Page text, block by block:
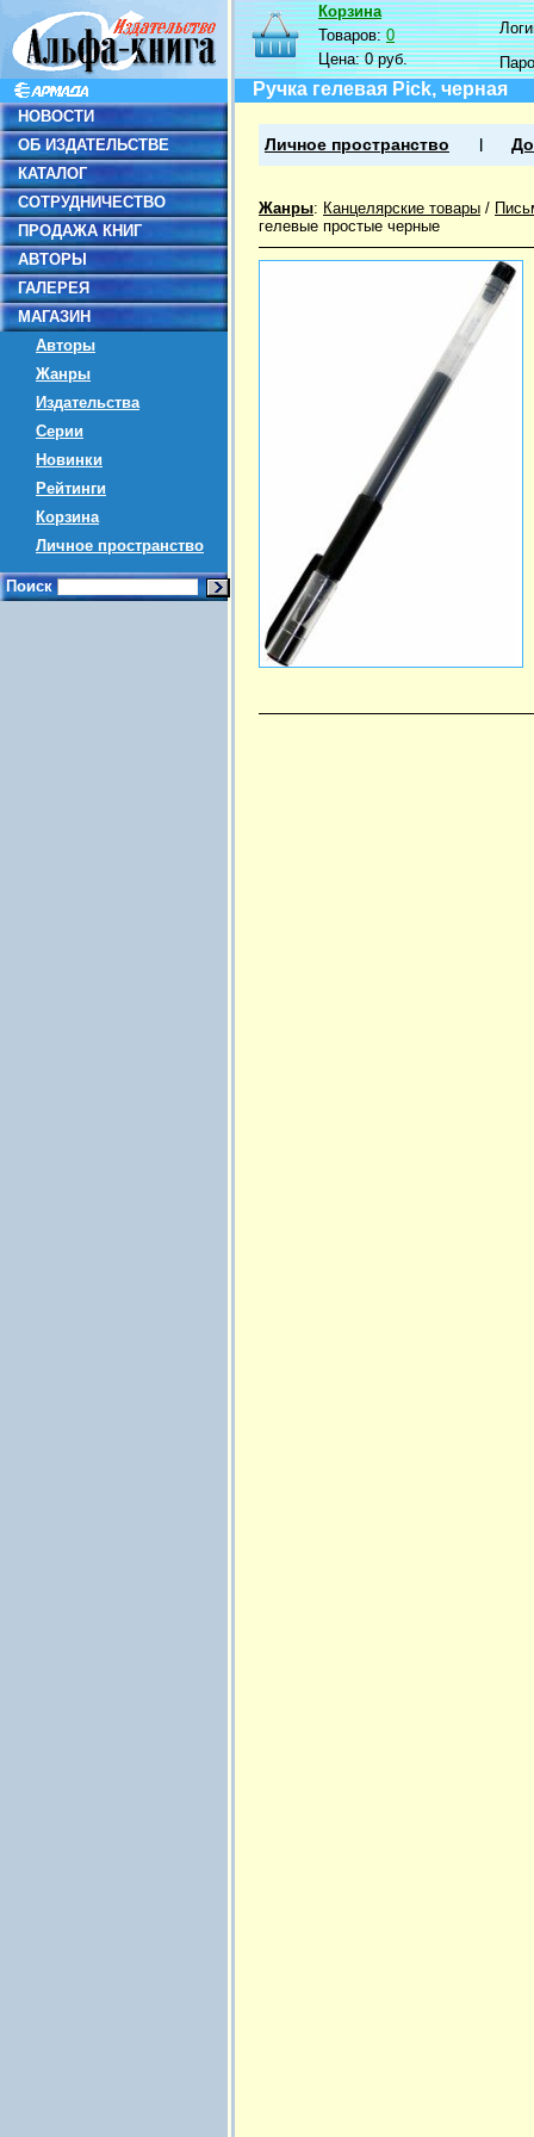
НОВОСТИ
ОБ ИЗДАТЕЛЬСТВЕ
КАТАЛОГ
СОТРУДНИЧЕСТВО
ПРОДАЖА КНИГ
АВТОРЫ
ГАЛЕРЕЯ
МАГАЗИН
Авторы
Жанры
Издательства
Серии
Новинки
Рейтинги
Корзина
Личное пространство
Поиск
Корзина
Товаров:0
Цена:0 руб.
Ручка гелевая Pick, черная
Личное пространство
Жанры: Канцелярские товары /
гелевые простые черные